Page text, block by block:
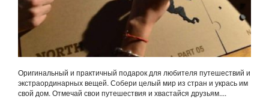
Оригинальный и практичный подарок для любителя путешествий и
экстраординарных вещей. Собери целый мир из стран и укрась им
свой дом. Отмечай свои путешествия и хвастайся друзьям....